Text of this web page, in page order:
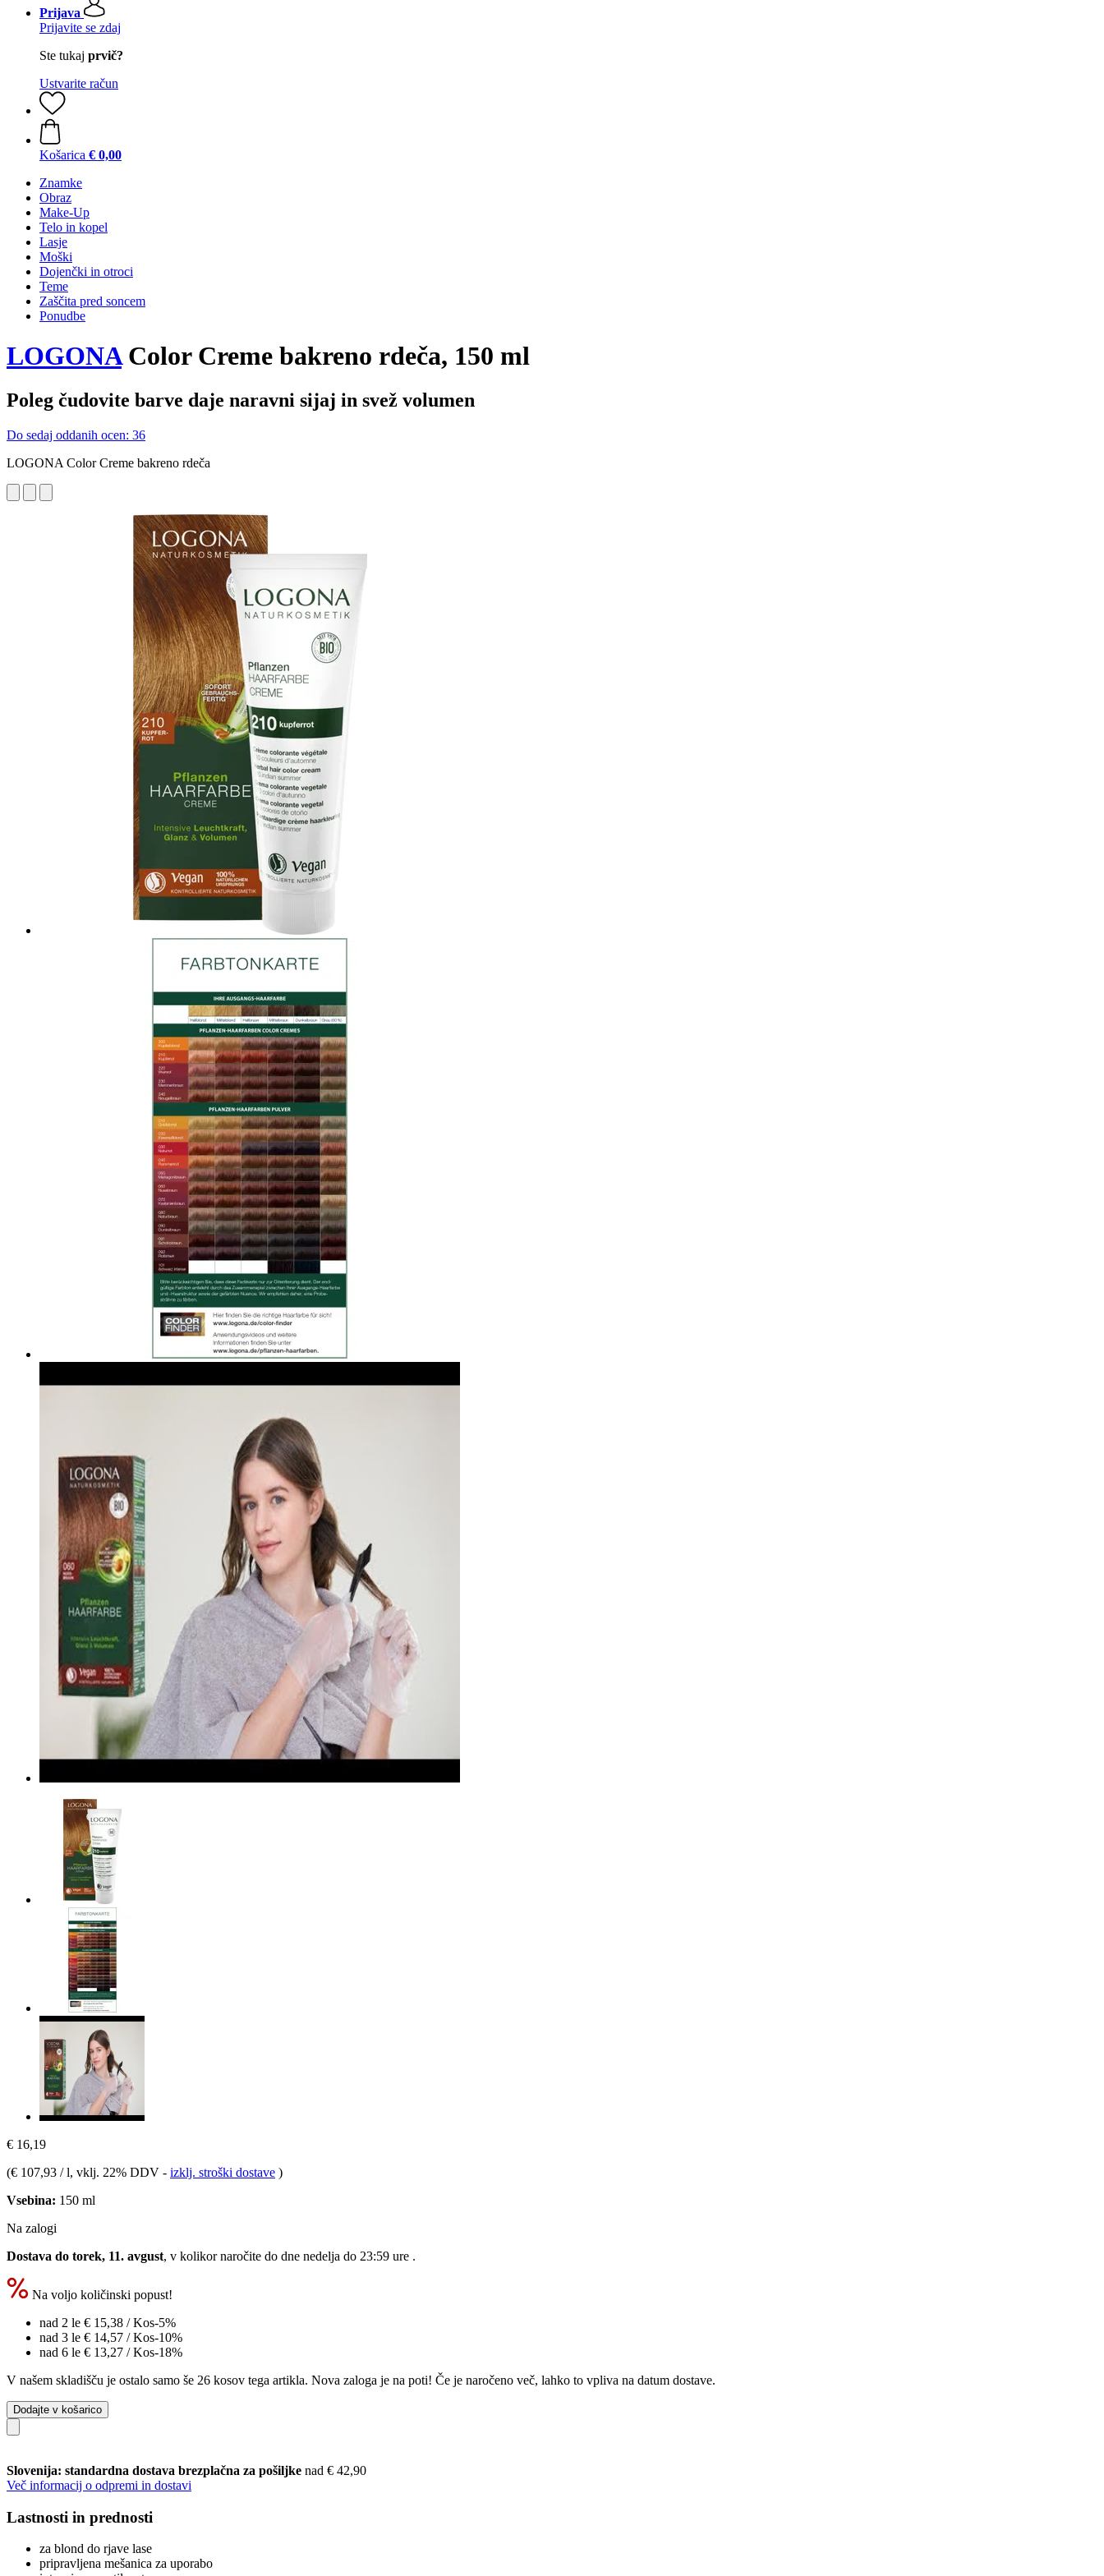
Prijava
Prijavite se zdaj
Ste tukaj prvič?
Ustvarite račun
Košarica € 0,00
Znamke
Obraz
Make-Up
Telo in kopel
Lasje
Moški
Dojenčki in otroci
Teme
Zaščita pred soncem
Ponudbe
LOGONAColor Creme bakreno rdeča, 150 ml
Poleg čudovite barve daje naravni sijaj in svež volumen
Do sedaj oddanih ocen: 36
LOGONA Color Creme bakreno rdeča
€ 16,19
(€ 107,93 / l, vklj. 22% DDV - izklj. stroški dostave )
Vsebina: 150 ml
Na zalogi
Dostava do torek, 11. avgust, v kolikor naročite do dne nedelja do 23:59 ure .
Na voljo količinski popust!
nad 2 le € 15,38 / Kos-5%
nad 3 le € 14,57 / Kos-10%
nad 6 le € 13,27 / Kos-18%
V našem skladišču je ostalo samo še 26 kosov tega artikla. Nova zaloga je na poti! Če je naročeno več, lahko to vpliva na datum dostave.
Dodajte v košarico
Slovenija: standardna dostava brezplačna za pošiljke nad € 42,90
Več informacij o odpremi in dostavi
Lastnosti in prednosti
za blond do rjave lase
pripravljena mešanica za uporabo